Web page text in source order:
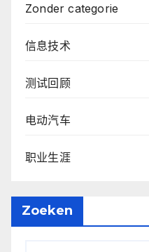
Zonder categorie
信息技术
测试回顾
电动汽车
职业生涯
Zoeken